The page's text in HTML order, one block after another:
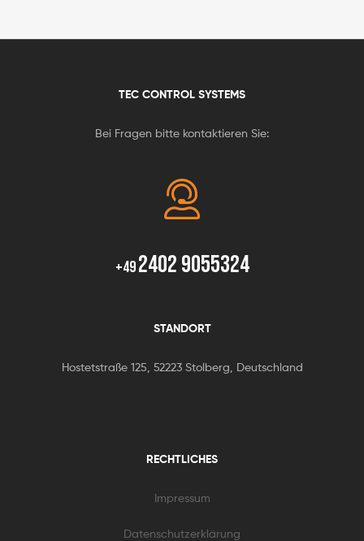
TEC CONTROL SYSTEMS
Bei Fragen bitte kontaktieren Sie:
+492402 9055324
STANDORT
Hostetstraße 125, 52223 Stolberg, Deutschland
RECHTLICHES
Impressum
Datenschutzerklärung